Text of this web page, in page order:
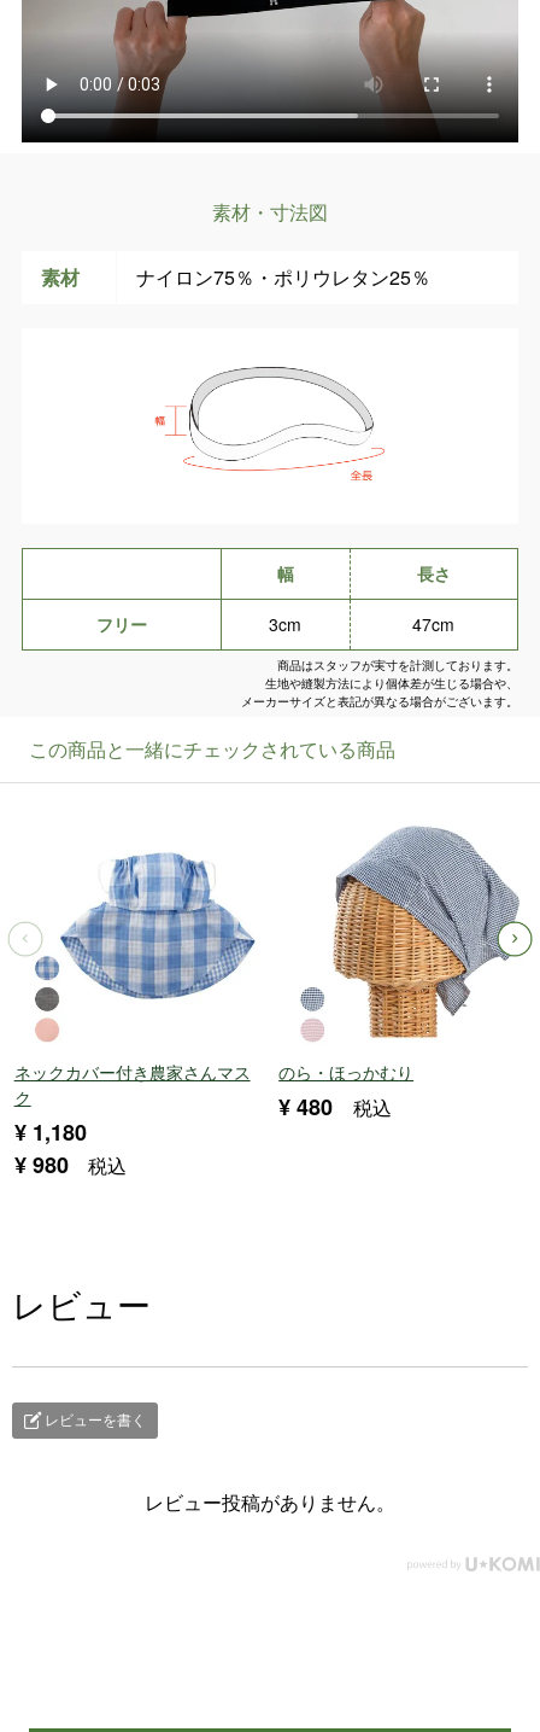
素材・寸法図
素材 ナイロン75％・ポリウレタン25％
幅 長さ
フリー 3cm 47cm
商品はスタッフが実寸を計測しております。
生地や縫製方法により個体差が生じる場合や、
メーカーサイズと表記が異なる場合がございます。
ネックカバー付き農家さんマス
ク
¥ 1,180
¥ 980 税込
のら・ほっかむり
¥480 税込
レビュー
レビューを書く
レビュー投稿がありません。